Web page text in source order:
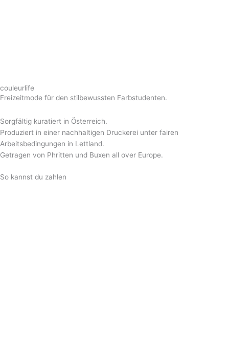
couleurlife
Freizeitmode für den stilbewussten Farbstudenten.
Sorgfältig kuratiert in Österreich.
Produziert in einer nachhaltigen Druckerei unter fairen
Arbeitsbedingungen in Lettland.
Getragen von Phritten und Buxen all over Europe.
So kannst du zahlen